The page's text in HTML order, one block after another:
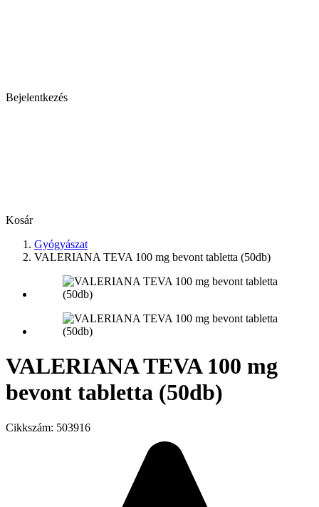
Bejelentkezés
Kosár
Gyógyászat
VALERIANA TEVA 100 mg bevont tabletta (50db)
VALERIANA TEVA 100 mg
bevont tabletta (50db)
Cikkszám: 503916